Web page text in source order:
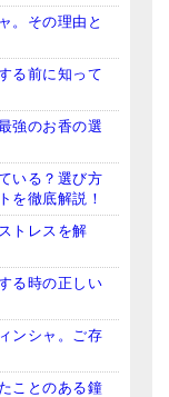
。その理由と
る前に知って
強のお香の選
いる？選び方
を徹底解説！
トレスを解
る時の正しい
ンシャ。ご存
ことのある鐘